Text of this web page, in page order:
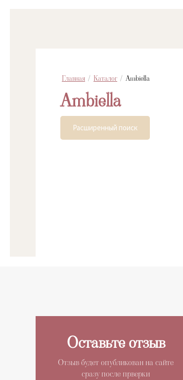
Главная / Каталог / Ambiella
Ambiella
Расширенный поиск
Оставьте отзыв
Отзыв будет опубликован на сайте
сразу после прверки